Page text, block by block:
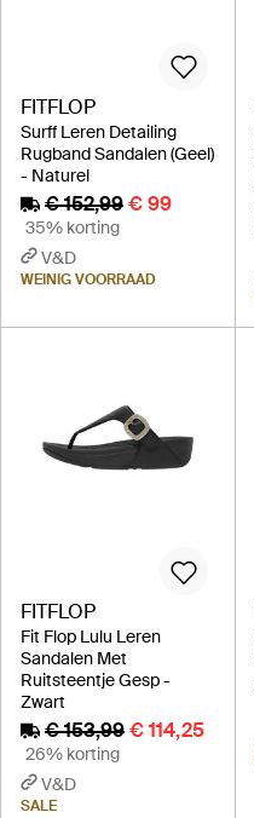
FITFLOP
Surff Leren Detailing
Rugband Sandalen (Geel)
- Naturel
€ 152,99€ 99
35% korting
V&D
WEINIG VOORRAAD
FITFLOP
Fit Flop Lulu Leren
Sandalen Met
Ruitsteentje Gesp -
Zwart
€ 153,99€ 114,25
26% korting
V&D
SALE